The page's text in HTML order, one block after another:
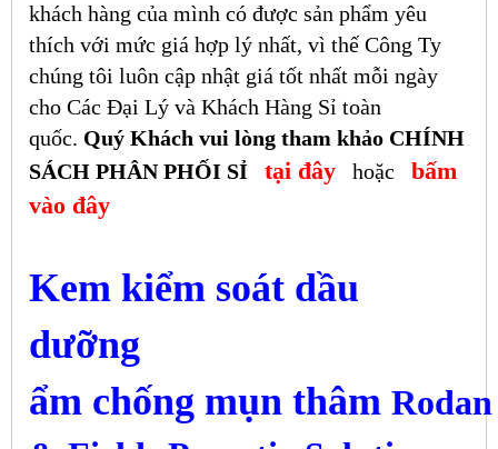
khách hàng của mình có được sản phẩm yêu
thích với mức giá hợp lý nhất, vì thế Công Ty
chúng tôi luôn cập nhật giá tốt nhất mỗi ngày
cho Các Đại Lý và Khách Hàng Sỉ toàn
quốc. Quý Khách vui lòng tham khảo CHÍNH
SÁCH PHÂN PHỐI SỈ
tại đây hoặc bấm
vào đây
Kem kiểm soát dầu
dưỡng
ẩm chống mụn thâm Rodan